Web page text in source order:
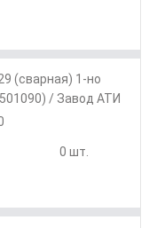
(сварная) 1-но
/ Завод АТИ
0 шт.